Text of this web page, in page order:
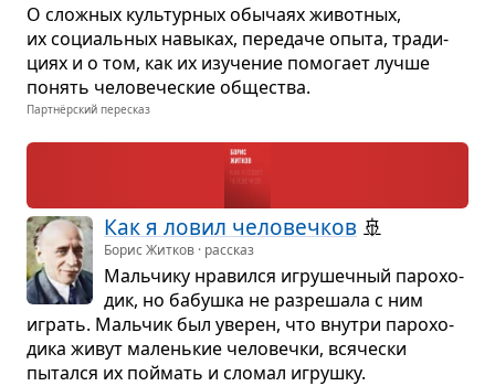
О слож­ных куль­тур­ных обы­чаях живот­ных,
их соци­аль­ных навы­ках, пере­даче опыта, тра­ди­
циях и о том, как их изу­че­ние помо­гает лучше
понять чело­ве­че­ские обще­ства.
Партнёрский пересказ
Как я ловил чело­веч­ков 🚢
Борис Житков · рассказ
Маль­чику нра­вился игру­шеч­ный паро­хо­
дик, но бабушка не раз­ре­шала с ним
играть. Маль­чик был уве­рен, что вну­три паро­хо­
дика живут малень­кие чело­вечки, вся­че­ски
пытался их поймать и сло­мал игрушку.